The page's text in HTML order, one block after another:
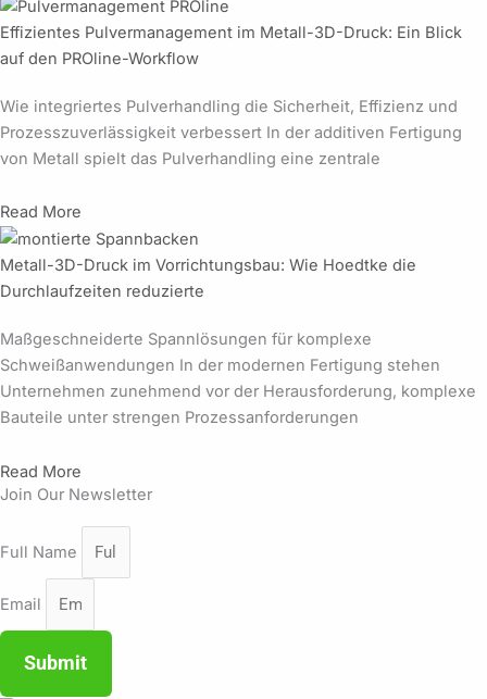
Effizientes Pulvermanagement im Metall-3D-Druck: Ein Blick
auf den PROline-Workflow
Wie integriertes Pulverhandling die Sicherheit, Effizienz und
Prozesszuverlässigkeit verbessert In der additiven Fertigung
von Metall spielt das Pulverhandling eine zentrale
Read More
Metall-3D-Druck im Vorrichtungsbau: Wie Hoedtke die
Durchlaufzeiten reduzierte
Maßgeschneiderte Spannlösungen für komplexe
Schweißanwendungen In der modernen Fertigung stehen
Unternehmen zunehmend vor der Herausforderung, komplexe
Bauteile unter strengen Prozessanforderungen
Read More
Join Our Newsletter
Full Name
Email
Submit